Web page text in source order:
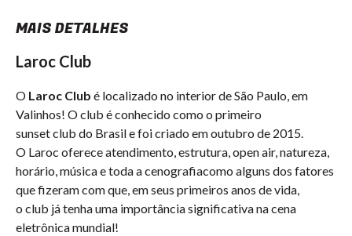
MAIS DETALHES
Laroc Club
O Laroc Club é localizado no interior de São Paulo, em
Valinhos! O club é conhecido como o primeiro
sunset club do Brasil e foi criado em outubro de 2015.
O Laroc oferece atendimento, estrutura, open air, natureza,
horário, música e toda a cenografiacomo alguns dos fatores
que fizeram com que, em seus primeiros anos de vida,
o club já tenha uma importância significativa na cena
eletrônica mundial!